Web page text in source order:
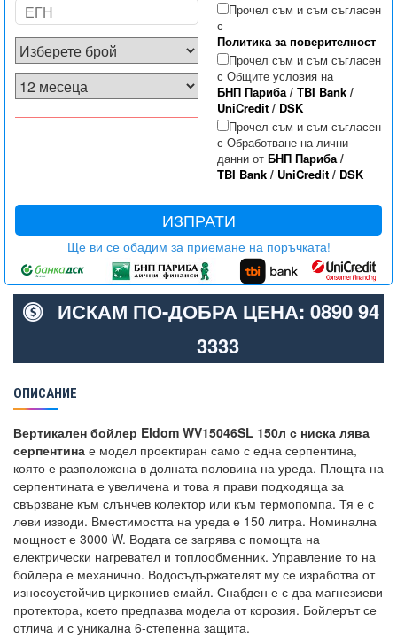
Прочел съм и съм съгласен
с
Политика за поверителност
Прочел съм и съм съгласен
с Общите условия на
БНП Париба/ TBI Bank/
UniCredit/ DSK
Прочел съм и съм съгласен
с Обработване на лични
данни от БНП Париба/
TBI Bank/ UniCredit/ DSK
ИЗПРАТИ
Ще ви се обадим за приемане на поръчката!
ИСКАМ ПО-ДОБРА ЦЕНА: 0890 94
3333
ОПИСАНИЕ
Вертикален бойлер Eldom WV15046SL 150л с ниска лява
серпентина е модел проектиран само с една серпентина,
която е разположена в долната половина на уреда. Площта на
серпентината е увеличена и това я прави подходяща за
свързване към слънчев колектор или към термопомпа. Тя е с
леви изводи. Вместимостта на уреда е 150 литра. Номинална
мощност е 3000 W. Водата се загрява с помощта на
електрически нагревател и топлообменник. Управление то на
бойлера е механично. Водосъдържателят му се изработва от
износоустойчив циркониев емайл. Снабден е с два магнезиеви
протектора, което предпазва модела от корозия. Бойлерът се
отлича и с уникална 6-степенна защита.